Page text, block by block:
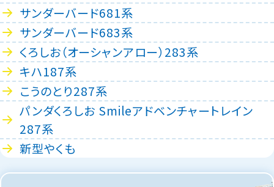
サンダーバード681系
サンダーバード683系
くろしお（オーシャンアロー）283系
キハ187系
こうのとり287系
パンダくろしお Smileアドベンチャートレイン
287系
新型やくも